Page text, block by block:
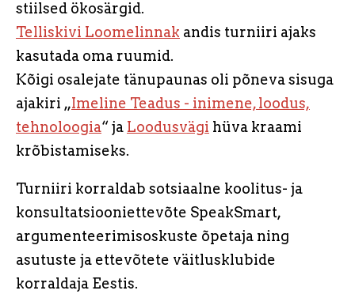
stiilsed ökosärgid.
Telliskivi Loomelinnak andis turniiri ajaks
kasutada oma ruumid.
Kõigi osalejate tänupaunas oli põneva sisuga
ajakiri „Imeline Teadus - inimene, loodus,
tehnoloogia“ ja Loodusvägi hüva kraami
krõbistamiseks.
Turniiri korraldab sotsiaalne koolitus- ja
konsultatsiooniettevõte SpeakSmart,
argumenteerimisoskuste õpetaja ning
asutuste ja ettevõtete väitlusklubide
korraldaja Eestis.